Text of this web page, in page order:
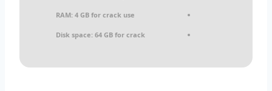
RAM: 4 GB for crack use
Disk space: 64 GB for crack